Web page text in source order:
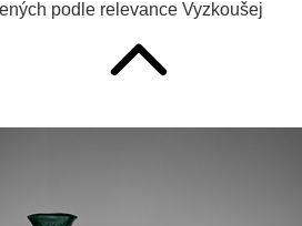
podle relevance Vyzkoušej